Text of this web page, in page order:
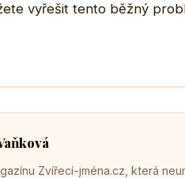
vyřešit tento běžný
Zvířecí-jména.cz, která